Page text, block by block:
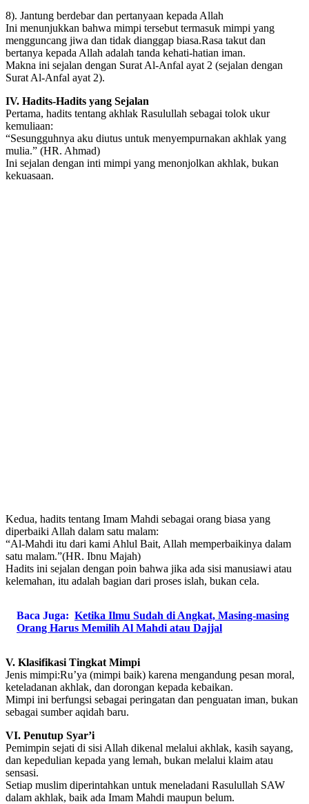
8). Jantung berdebar dan pertanyaan kepada Allah
Ini menunjukkan bahwa mimpi tersebut termasuk mimpi yang
mengguncang jiwa dan tidak dianggap biasa.Rasa takut dan
bertanya kepada Allah adalah tanda kehati-hatian iman.
Makna ini sejalan dengan Surat Al-Anfal ayat 2 (sejalan dengan
Surat Al-Anfal ayat 2).
IV. Hadits-Hadits yang Sejalan
Pertama, hadits tentang akhlak Rasulullah sebagai tolok ukur
kemuliaan:
“Sesungguhnya aku diutus untuk menyempurnakan akhlak yang
mulia.” (HR. Ahmad)
Ini sejalan dengan inti mimpi yang menonjolkan akhlak, bukan
kekuasaan.
Kedua, hadits tentang Imam Mahdi sebagai orang biasa yang
diperbaiki Allah dalam satu malam:
“Al-Mahdi itu dari kami Ahlul Bait, Allah memperbaikinya dalam
satu malam.”(HR. Ibnu Majah)
Hadits ini sejalan dengan poin bahwa jika ada sisi manusiawi atau
kelemahan, itu adalah bagian dari proses islah, bukan cela.
Baca Juga: Ketika Ilmu Sudah di Angkat, Masing-masing
Orang Harus Memilih Al Mahdi atau Dajjal
V. Klasifikasi Tingkat Mimpi
Jenis mimpi:Ru’ya (mimpi baik) karena mengandung pesan moral,
keteladanan akhlak, dan dorongan kepada kebaikan.
Mimpi ini berfungsi sebagai peringatan dan penguatan iman, bukan
sebagai sumber aqidah baru.
VI. Penutup Syar’i
Pemimpin sejati di sisi Allah dikenal melalui akhlak, kasih sayang,
dan kepedulian kepada yang lemah, bukan melalui klaim atau
sensasi.
Setiap muslim diperintahkan untuk meneladani Rasulullah SAW
dalam akhlak, baik ada Imam Mahdi maupun belum.